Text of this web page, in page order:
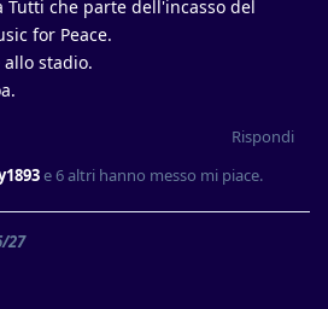
Tutti che parte dell'incasso del
for Peace.
stadio.
Rispondi
e6altri hanno messo mi piace.
27